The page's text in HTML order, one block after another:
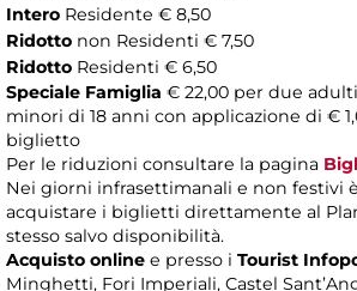
Intero Residente € 8,50
Ridotto non Residenti € 7,50
Ridotto Residenti € 6,50
Speciale Famiglia € 22,00 per due
minori di 18 anni con applicazione di €
biglietto
Per le riduzioni consultare la pagina
Nei giorni infrasettimanali e non festivi
acquistare i biglietti direttamente al
stesso salvo disponibilità.
Acquisto online e presso i Tourist
Minghetti, Fori Imperiali, Castel